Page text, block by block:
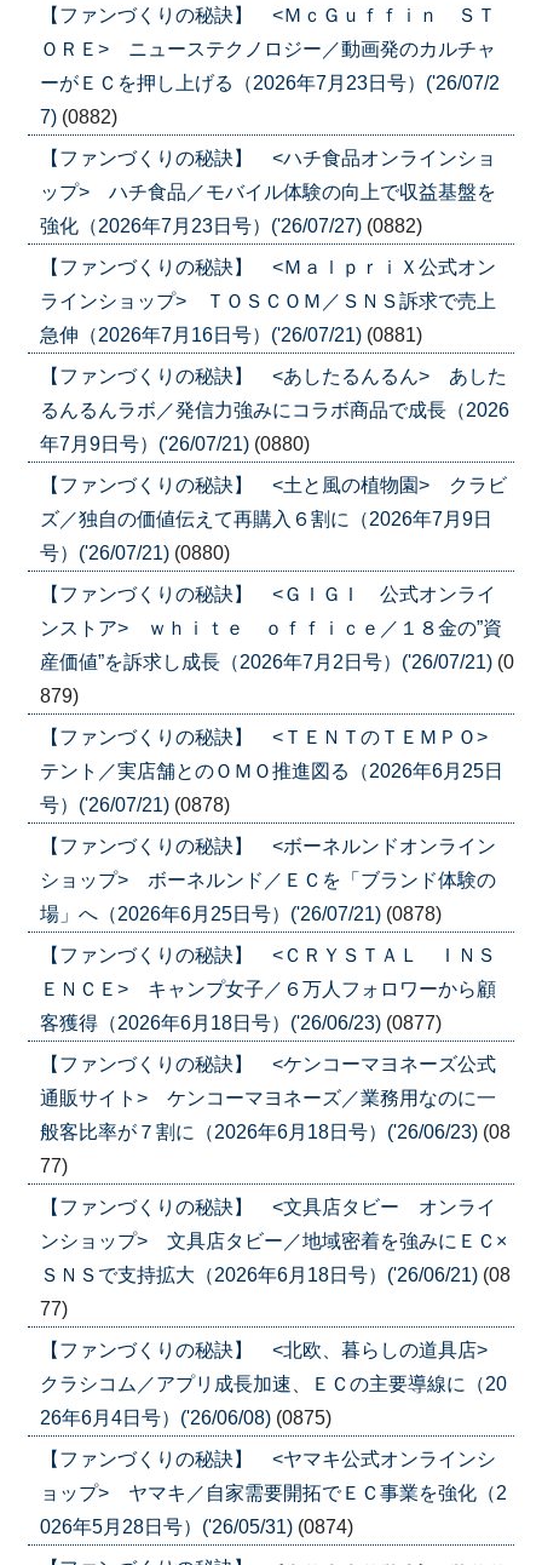
【ファンづくりの秘訣】 <ＭｃＧｕｆｆｉｎ ＳＴ
ＯＲＥ> ニューステクノロジー／動画発のカルチャ
ーがＥＣを押し上げる（2026年7月23日号）('26/07/2
7) (0882)
【ファンづくりの秘訣】 <ハチ食品オンラインショ
ップ> ハチ食品／モバイル体験の向上で収益基盤を
強化（2026年7月23日号）('26/07/27) (0882)
【ファンづくりの秘訣】 <ＭａｌｐｒｉＸ公式オン
ラインショップ> ＴＯＳＣＯＭ／ＳＮＳ訴求で売上
急伸（2026年7月16日号）('26/07/21) (0881)
【ファンづくりの秘訣】 <あしたるんるん> あした
るんるんラボ／発信力強みにコラボ商品で成長（2026
年7月9日号）('26/07/21) (0880)
【ファンづくりの秘訣】 <土と風の植物園> クラビ
ズ／独自の価値伝えて再購入６割に（2026年7月9日
号）('26/07/21) (0880)
【ファンづくりの秘訣】 <ＧＩＧＩ 公式オンライ
ンストア> ｗｈｉｔｅ ｏｆｆｉｃｅ／１８金の”資
産価値”を訴求し成長（2026年7月2日号）('26/07/21) (0
879)
【ファンづくりの秘訣】 <ＴＥＮＴのＴＥＭＰＯ>
テント／実店舗とのＯＭＯ推進図る（2026年6月25日
号）('26/07/21) (0878)
【ファンづくりの秘訣】 <ボーネルンドオンライン
ショップ> ボーネルンド／ＥＣを「ブランド体験の
場」へ（2026年6月25日号）('26/07/21) (0878)
【ファンづくりの秘訣】 <ＣＲＹＳＴＡＬ ＩＮＳ
ＥＮＣＥ> キャンプ女子／６万人フォロワーから顧
客獲得（2026年6月18日号）('26/06/23) (0877)
【ファンづくりの秘訣】 <ケンコーマヨネーズ公式
通販サイト> ケンコーマヨネーズ／業務用なのに一
般客比率が７割に（2026年6月18日号）('26/06/23) (08
77)
【ファンづくりの秘訣】 <文具店タビー オンライ
ンショップ> 文具店タビー／地域密着を強みにＥＣ×
ＳＮＳで支持拡大（2026年6月18日号）('26/06/21) (08
77)
【ファンづくりの秘訣】 <北欧、暮らしの道具店>
クラシコム／アプリ成長加速、ＥＣの主要導線に（20
26年6月4日号）('26/06/08) (0875)
【ファンづくりの秘訣】 <ヤマキ公式オンラインシ
ョップ> ヤマキ／自家需要開拓でＥＣ事業を強化（2
026年5月28日号）('26/05/31) (0874)